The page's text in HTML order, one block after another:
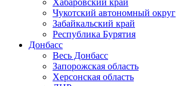
Хабаровский край
Чукотский автономный округ
Забайкальский край
Республика Бурятия
Донбасс
Весь Донбасс
Запорожская область
Херсонская область